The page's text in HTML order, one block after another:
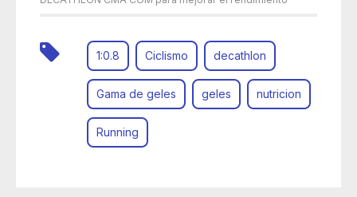
1:0.8 Ciclismo decathlon
Gama de geles geles nutricion
Running